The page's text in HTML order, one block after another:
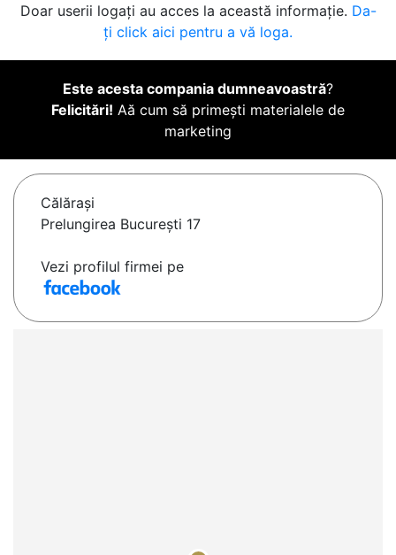
Doar userii logați au acces la această informație. Da-
ți click aici pentru a vă loga.
Este acesta compania dumneavoastră?
Felicitări! Aă cum să primești materialele de
marketing
Călăraşi
Prelungirea București 17
Vezi profilul firmei pe